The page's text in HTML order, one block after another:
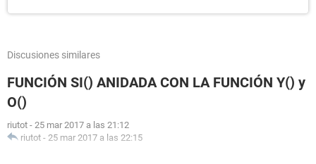
Discusiones similares
FUNCIÓN SI() ANIDADA CON LA FUNCIÓN Y() y
O()
riutot - 25 mar 2017 a las 21:12
riutot - 25 mar 2017 a las 22:15